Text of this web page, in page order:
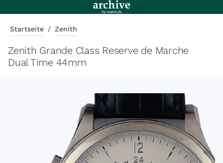
Startseite / Zenith
Zenith Grande Class Reserve de Marche
Dual Time 44mm